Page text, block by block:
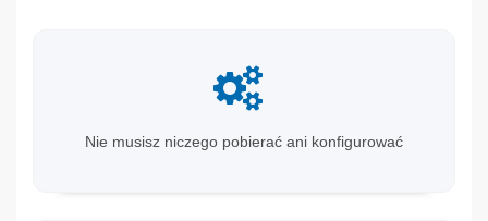
Nie musisz niczego pobierać ani konfigurować